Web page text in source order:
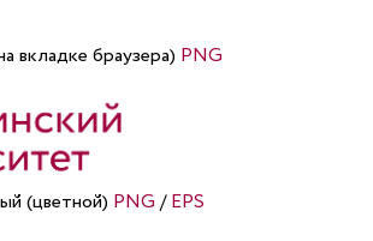
вкладке браузера) PNG
(цветной) PNG /EPS